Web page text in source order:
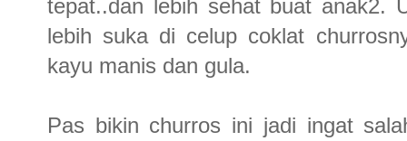
tepat..dan lebih sehat buat anak2.
lebih suka di celup coklat
kayu manis dan gula.
Pas bikin churros ini jadi ingat